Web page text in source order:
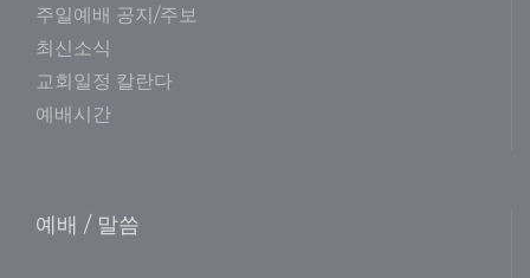
주일예배 공지/주보
최신소식
교회일정 칼란다
예배시간
예배 / 말씀